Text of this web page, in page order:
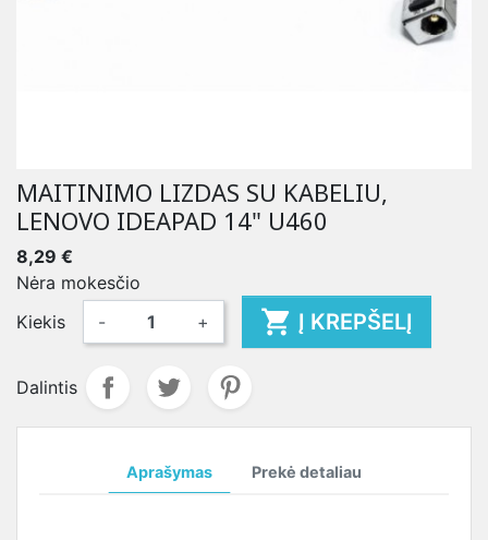
MAITINIMO LIZDAS SU KABELIU,
LENOVO IDEAPAD 14" U460
8,29 €
Nėra mokesčio
Kiekis
- +  Į KREPŠELĮ
Dalintis
Aprašymas Prekė detaliau